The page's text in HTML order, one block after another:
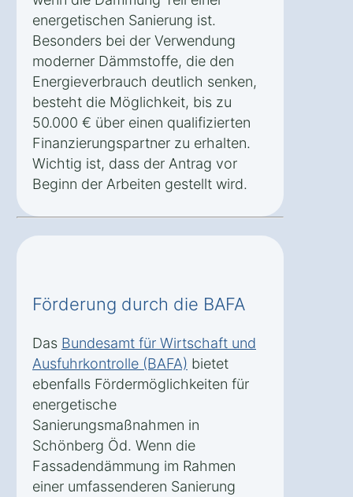
energetischen Sanierung ist.
Besonders bei der Verwendung
moderner Dämmstoffe, die den
Energieverbrauch deutlich senken,
besteht die Möglichkeit, bis zu
50.000 € über einen qualifizierten
Finanzierungspartner zu erhalten.
Wichtig ist, dass der Antrag vor
Beginn der Arbeiten gestellt wird.
Förderung durch die BAFA
Das Bundesamt für Wirtschaft und
Ausfuhrkontrolle (BAFA) bietet
ebenfalls Fördermöglichkeiten für
energetische
Sanierungsmaßnahmen in
Schönberg Öd. Wenn die
Fassadendämmung im Rahmen
einer umfassenderen Sanierung